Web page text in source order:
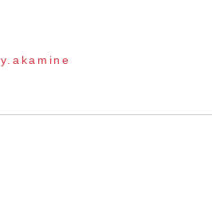
y.akamine